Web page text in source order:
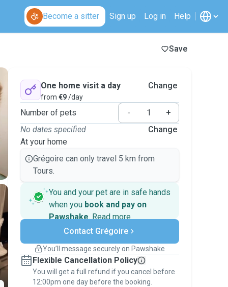
Become a sitter Sign up Log in Help
Save
One home visit a day
from €9/day
Change
Number of pets -
+
No dates specified
At your home
Change
Grégoire can only travel 5 km from
Tours.
You and your pet are in safe hands
when you book and pay on
Pawshake. Read more
Secure payments
Support if plans change
Keep everything on Pawshake - from first
message, to payment - to stay covered by
thePawshake Guarantee.
Contact Grégoire
You’ll message securely on Pawshake
Flexible Cancellation Policy
You will get a full refund if you cancel before
12:00pm one day before the booking.